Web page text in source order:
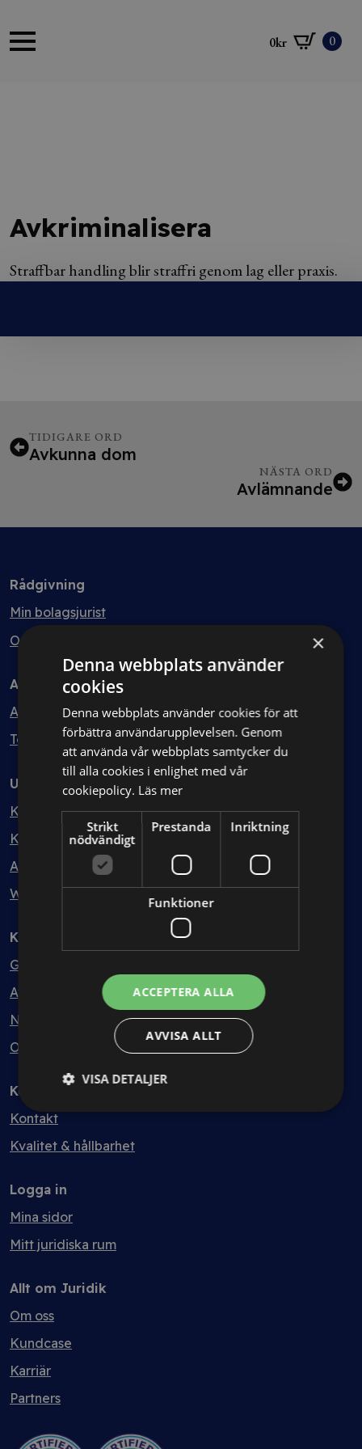
0kr 0
Avkriminalisera
Straffbar handling blir straffri genom lag eller praxis.
TIDIGARE ORD
Avkunna dom
NÄSTA ORD
Avlämnande
Rådgivning
Min bolagsjurist
Ombud
Avtal
Avtalshantering
Testa kostnadsfritt
Utbildning
Kurser
Kurspaket
Abonnemang
Webbinarium
Kunskapsbank
Guider
Avtalsmallar
Nyheter
Ordlista
Kontakt
Kontakt
Kvalitet & hållbarhet
Logga in
Mina sidor
Mitt juridiska rum
Allt om Juridik
Om oss
Kundcase
Karriär
Partners
×
Denna webbplats använder
cookies
Denna webbplats använder cookies för att
förbättra användarupplevelsen. Genom
att använda vår webbplats samtycker du
till alla cookies i enlighet med vår
cookiepolicy. Läs mer
Strikt
nödvändigt
Prestanda Inriktning
Funktioner
ACCEPTERA ALLA
AVVISA ALLT
VISA DETALJER